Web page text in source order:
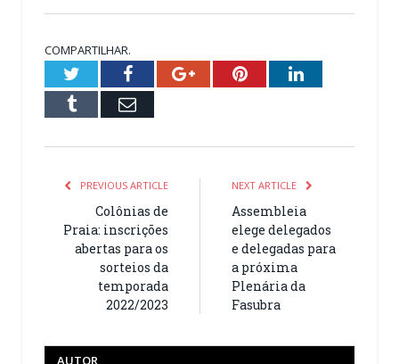
COMPARTILHAR.
TwitterFacebookGoogle+PinterestLinkedIn
Tumblr Email
PREVIOUS ARTICLE
Colônias de
Praia: inscrições
abertas para os
sorteios da
temporada
2022/2023
NEXT ARTICLE
Assembleia
elege delegados
e delegadas para
a próxima
Plenária da
Fasubra
AUTOR